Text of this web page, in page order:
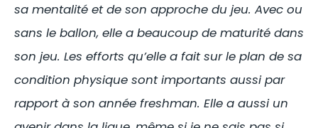
sa mentalité et de son approche du jeu. Avec ou
sans le ballon, elle a beaucoup de maturité dans
son jeu. Les efforts qu’elle a fait sur le plan de sa
condition physique sont importants aussi par
rapport à son année freshman. Elle a aussi un